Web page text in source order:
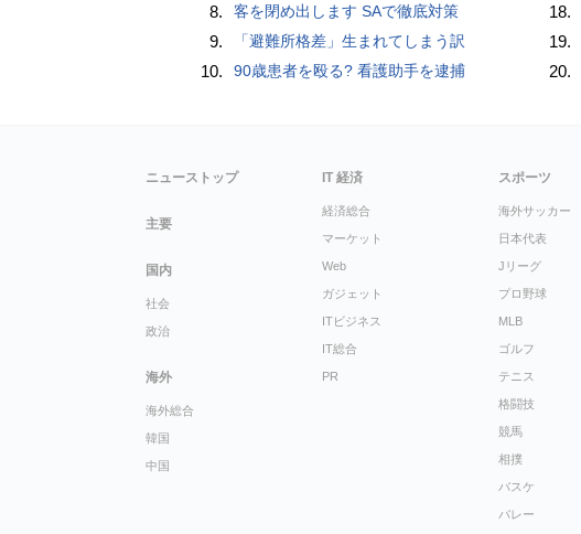
8. 客を閉め出します SAで徹底対策
9. 「避難所格差」生まれてしまう訳
10. 90歳患者を殴る? 看護助手を逮捕
18.
19.
20.
ニューストップ
主要
国内
社会
政治
海外
海外総合
韓国
中国
IT 経済
経済総合
マーケット
Web
ガジェット
ITビジネス
IT総合
PR
スポーツ
海外サッカー
日本代表
Jリーグ
プロ野球
MLB
ゴルフ
テニス
格闘技
競馬
相撲
バスケ
バレー